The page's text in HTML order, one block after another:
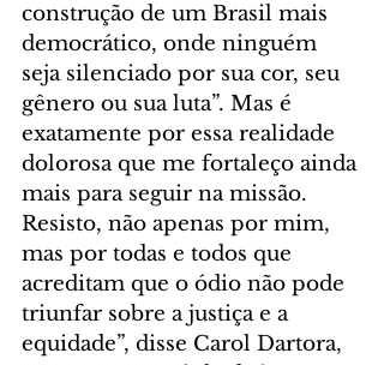
construção de um Brasil mais
democrático, onde ninguém
seja silenciado por sua cor, seu
gênero ou sua luta”. Mas é
exatamente por essa realidade
dolorosa que me fortaleço ainda
mais para seguir na missão.
Resisto, não apenas por mim,
mas por todas e todos que
acreditam que o ódio não pode
triunfar sobre a justiça e a
equidade”, disse Carol Dartora,